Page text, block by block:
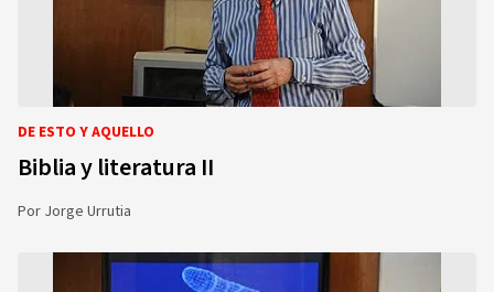
DE ESTO Y AQUELLO
Biblia y literatura II
Por Jorge Urrutia